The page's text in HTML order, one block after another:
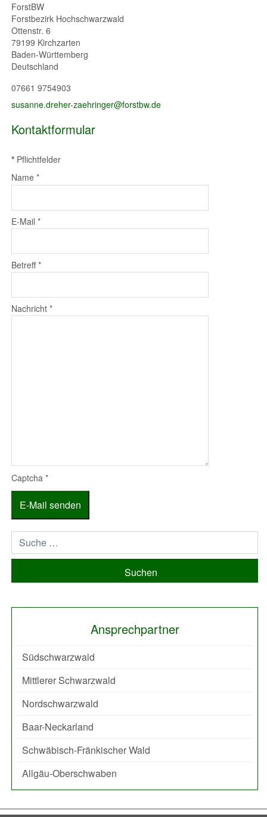
ForstBW
Forstbezirk Hochschwarzwald
Ottenstr. 6
79199 Kirchzarten
Baden-Württemberg
Deutschland
07661 9754903
susanne.dreher-zaehringer@forstbw.de
Kontaktformular
* Pflichtfelder
Name *
E-Mail *
Betreff*
Nachricht *
Captcha *
E-Mail senden
Suchen
Ansprechpartner
Südschwarzwald
Mittlerer Schwarzwald
Nordschwarzwald
Baar-Neckarland
Schwäbisch-Fränkischer Wald
Allgäu-Oberschwaben